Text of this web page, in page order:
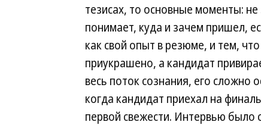
тезисах, то основные моменты:
понимает, куда и зачем пришел,
как свой опыт в резюме, и тем,
приукрашено, а кандидат
весь поток сознания, его сложно
когда кандидат приехал на
первой свежести. Интервью